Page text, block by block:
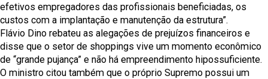
efetivos empregadores das profissionais beneficiadas, os
custos com a implantação e manutenção da estrutura”.
Flávio Dino rebateu as alegações de prejuízos financeiros e
disse que o setor de shoppings vive um momento econômico
de “grande pujança” e não há empreendimento hipossuficiente.
O ministro citou também que o próprio Supremo possui um